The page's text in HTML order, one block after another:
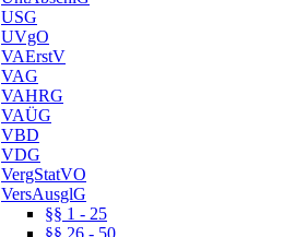
USG
UVgO
VAErstV
VAG
VAHRG
VAÜG
VBD
VDG
VergStatVO
VersAusglG
§§ 1 - 25
§§ 26 - 50